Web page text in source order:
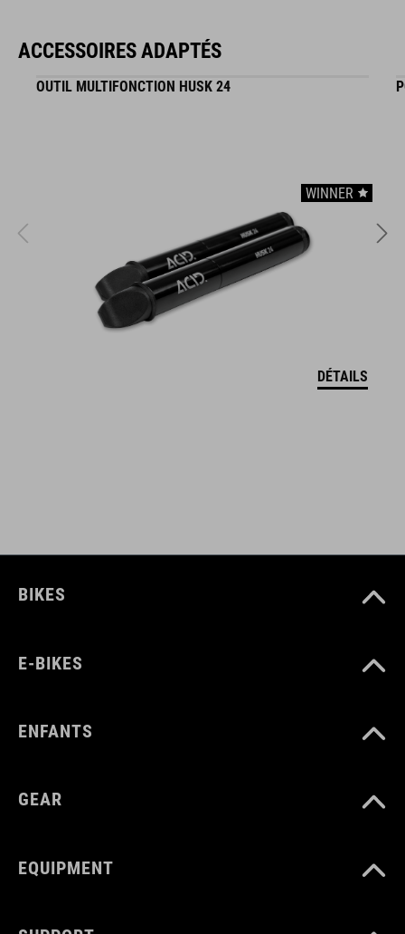
vélo de haute qualité. Des détails astucieux, une haute
fonctionnalité et des innovations intelligentes distinguent nos
produits. Le langage du design reste toujours clair, puriste,
usable as handlebar bag
main compartment incl. pocket division
front compartment
COULEUR
TPU
POIDS
ACCESSOIRES ADAPTÉS
OUTIL MULTIFONCTION HUSK 24
WINNER
DÉTAILS
BIKES
E-BIKES
ENFANTS
GEAR
EQUIPMENT